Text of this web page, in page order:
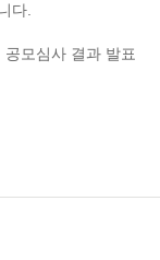
다.
모심사 결과 발표